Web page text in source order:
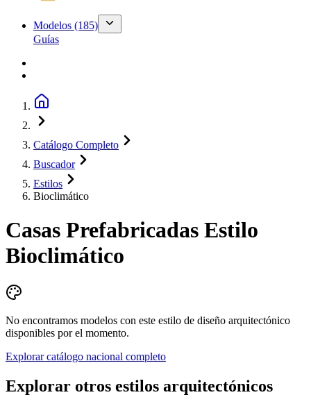
Modelos (185)
Guías
Catálogo Completo
Buscador
Estilos
Bioclimático
Casas Prefabricadas Estilo
Bioclimático
No encontramos modelos con este estilo de diseño arquitectónico
disponibles por el momento.
Explorar catálogo nacional completo
Explorar otros estilos arquitectónicos